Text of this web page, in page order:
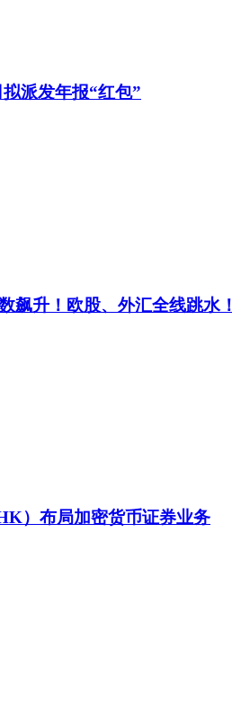
派发年报“红包”
飙升！欧股、外汇全线跳水！
）布局加密货币证券业务